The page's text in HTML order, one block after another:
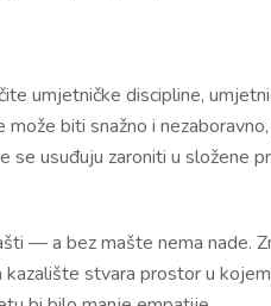
umjetničke discipline,
biti snažno i
se usuđuju zaroniti u složene
— a bez mašte nema
kazalište stvara prostor u